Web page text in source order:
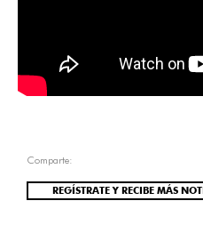
Comparte:
REGÍSTRATE Y RECIBE MÁS